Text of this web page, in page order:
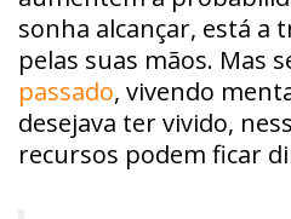
sonha alcançar, está a
pelas suas mãos. Mas
passado, vivendo
desejava ter vivido,
recursos podem ficar